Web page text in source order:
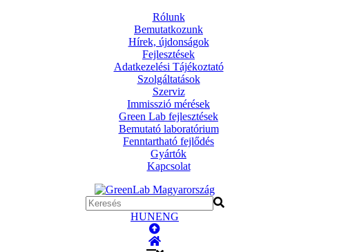
Rólunk
Bemutatkozunk
Hírek, újdonságok
Fejlesztések
Adatkezelési Tájékoztató
Szolgáltatások
Szerviz
Immisszió mérések
Green Lab fejlesztések
Bemutató laboratórium
Fenntartható fejlődés
Gyártók
Kapcsolat
HUNENG